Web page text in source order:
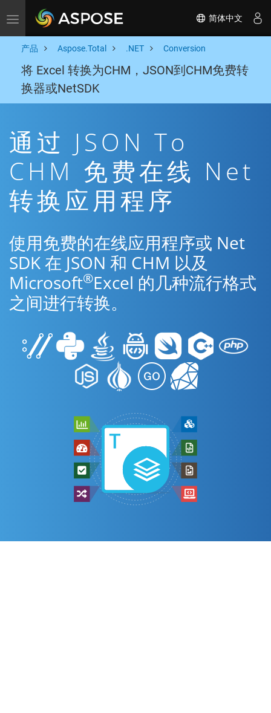
Toggle navigation 简体中文
产品 Aspose.Total .NET Conversion
将 Excel 转换为CHM，JSON到CHM免费转
换器或NetSDK
通过 JSON To
CHM 免费在线 Net
转换应用程序
使用免费的在线应用程序或 Net
SDK 在 JSON 和 CHM 以及
Microsoft®Excel 的几种流行格式
之间进行转换。